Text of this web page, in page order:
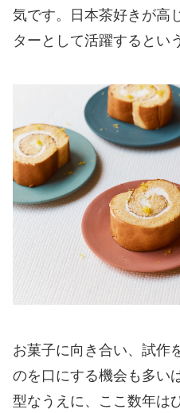
気です。日本茶好きが高
ターとして活躍するとい
お菓子に向き合い、試作
のを口にする機会も多い
型なうえに、ここ数年は